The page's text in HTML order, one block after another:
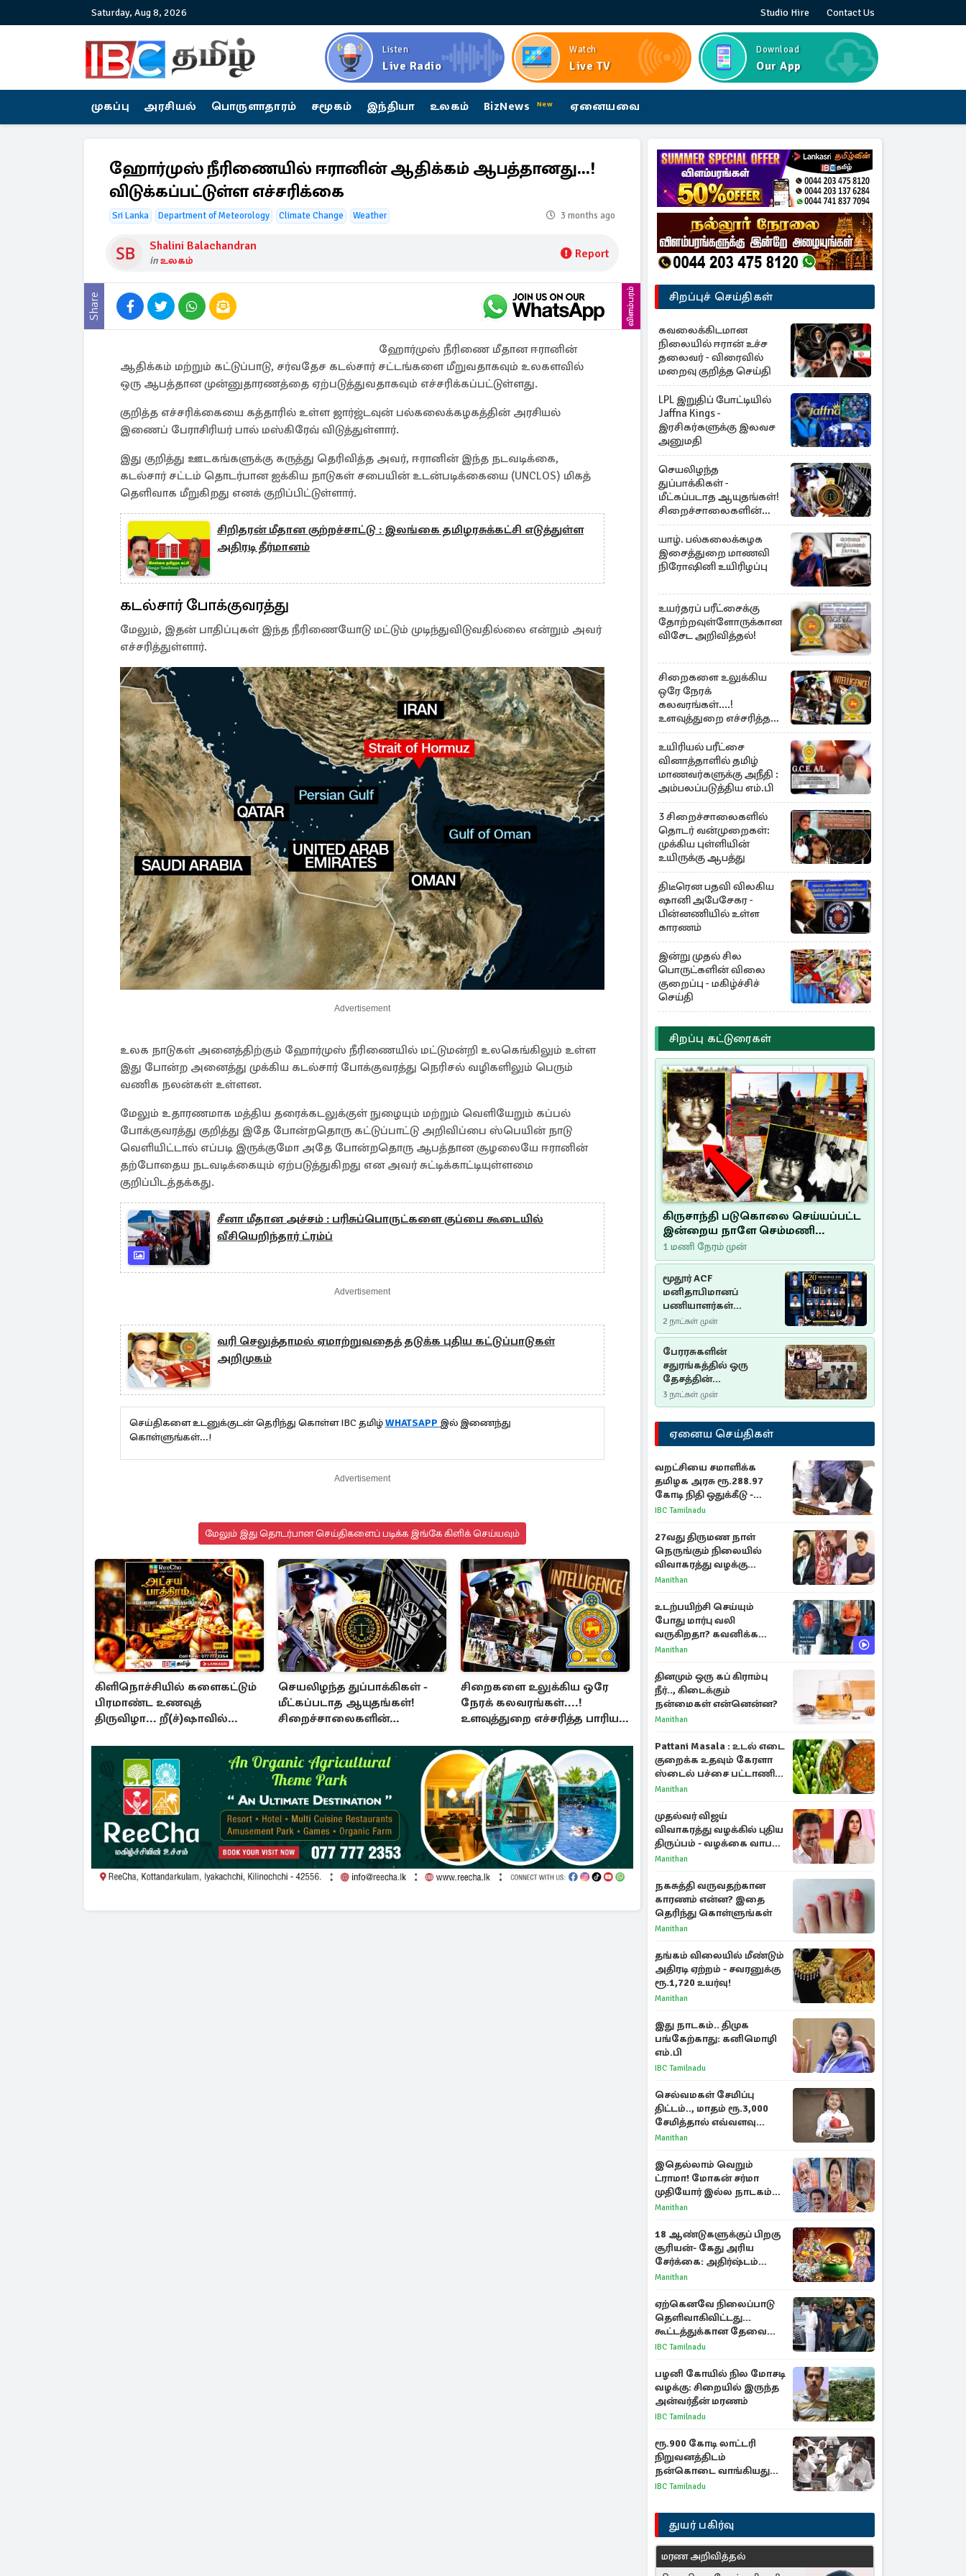
Saturday, Aug 8, 2026 Studio Hire Contact Us
Listen
Live Radio
Watch
Live TV
Download
Our App
முகப்பு அரசியல் பொருளாதாரம் சமூகம் இந்தியா உலகம் BizNews New ஏனையவை
ஹோர்முஸ் நீரிணையில் ஈரானின் ஆதிக்கம் ஆபத்தானது...!
விடுக்கப்பட்டுள்ள எச்சரிக்கை
Sri Lanka Department of Meteorology Climate Change Weather 3 months ago
Shalini Balachandran
inஉலகம் Report
Share விளம்பரம்
ஹோர்முஸ் நீரிணை மீதான ஈரானின்
ஆதிக்கம் மற்றும் கட்டுப்பாடு, சர்வதேச கடல்சார் சட்டங்களை மீறுவதாகவும் உலகளவில்
ஒரு ஆபத்தான முன்னுதாரணத்தை ஏற்படுத்துவதாகவும் எச்சரிக்கப்பட்டுள்ளது.
குறித்த எச்சரிக்கையை கத்தாரில் உள்ள ஜார்ஜ்டவுன் பல்கலைக்கழகத்தின் அரசியல்
இணைப் பேராசிரியர் பால் மஸ்கிரேவ் விடுத்துள்ளார்.
இது குறித்து ஊடகங்களுக்கு கருத்து தெரிவித்த அவர், ஈரானின் இந்த நடவடிக்கை,
கடல்சார் சட்டம் தொடர்பான ஐக்கிய நாடுகள் சபையின் உடன்படிக்கையை (UNCLOS) மிகத்
தெளிவாக மீறுகிறது எனக் குறிப்பிட்டுள்ளார்.
சிறிதரன் மீதான குற்றச்சாட்டு : இலங்கை தமிழரசுக்கட்சி எடுத்துள்ள
அதிரடி தீர்மானம்
கடல்சார் போக்குவரத்து
மேலும், இதன் பாதிப்புகள் இந்த நீரிணையோடு மட்டும் முடிந்துவிடுவதில்லை என்றும் அவர்
எச்சரித்துள்ளார்.
Advertisement
உலக நாடுகள் அனைத்திற்கும் ஹோர்முஸ் நீரிணையில் மட்டுமன்றி உலகெங்கிலும் உள்ள
இது போன்ற அனைத்து முக்கிய கடல்சார் போக்குவரத்து நெரிசல் வழிகளிலும் பெரும்
வணிக நலன்கள் உள்ளன.
மேலும் உதாரணமாக மத்திய தரைக்கடலுக்குள் நுழையும் மற்றும் வெளியேறும் கப்பல்
போக்குவரத்து குறித்து இதே போன்றதொரு கட்டுப்பாட்டு அறிவிப்பை ஸ்பெயின் நாடு
வெளியிட்டால் எப்படி இருக்குமோ அதே போன்றதொரு ஆபத்தான சூழலையே ஈரானின்
தற்போதைய நடவடிக்கையும் ஏற்படுத்துகிறது என அவர் சுட்டிக்காட்டியுள்ளமை
குறிப்பிடத்தக்கது.
சீனா மீதான அச்சம் : பரிசுப்பொருட்களை குப்பை கூடையில்
வீசியெறிந்தார் ட்ரம்ப்
Advertisement
வரி செலுத்தாமல் ஏமாற்றுவதைத் தடுக்க புதிய கட்டுப்பாடுகள்
அறிமுகம்
செய்திகளை உடனுக்குடன் தெரிந்து கொள்ள IBC தமிழ்WHATSAPP இல் இணைந்து
கொள்ளுங்கள்...!
Advertisement
மேலும் இது தொடர்பான செய்திகளைப் படிக்க இங்கே கிளிக் செய்யவும்
கிளிநொச்சியில் களைகட்டும்
பிரமாண்ட உணவுத்
திருவிழா... றீ(ச்)ஷாவில்
செயலிழந்த துப்பாக்கிகள் -
மீட்கப்படாத ஆயுதங்கள்!
சிறைச்சாலைகளின்
அச்சுறுத்தல்
சிறைகளை உலுக்கிய ஒரே
நேரக் கலவரங்கள்....!
உளவுத்துறை எச்சரித்த பாரிய
சிறப்புச் செய்திகள்
கவலைக்கிடமான
நிலையில் ஈரான் உச்ச
தலைவர் - விரைவில்
மறைவு குறித்த செய்தி
LPL இறுதிப் போட்டியில்
Jaffna Kings -
இரசிகர்களுக்கு இலவச
அனுமதி
செயலிழந்த
துப்பாக்கிகள் -
மீட்கப்படாத ஆயுதங்கள்!
சிறைச்சாலைகளின்
பாதுகாப்பில் பாரிய
அச்சுறுத்தல்
யாழ். பல்கலைக்கழக
இசைத்துறை மாணவி
நிரோஷினி உயிரிழப்பு
உயர்தரப் பரீட்சைக்கு
தோற்றவுள்ளோருக்கான
விசேட அறிவித்தல்!
சிறைகளை உலுக்கிய
ஒரே நேரக்
கலவரங்கள்....!
உளவுத்துறை எச்சரித்த
பாரிய சதி அம்பலம்
உயிரியல் பரீட்சை
வினாத்தாளில் தமிழ்
மாணவர்களுக்கு அநீதி :
அம்பலப்படுத்திய எம்.பி
3 சிறைச்சாலைகளில்
தொடர் வன்முறைகள்:
முக்கிய புள்ளியின்
உயிருக்கு ஆபத்து
திடீரென பதவி விலகிய
ஷானி அபேசேகர -
பின்னணியில் உள்ள
காரணம்
இன்று முதல் சில
பொருட்களின் விலை
குறைப்பு - மகிழ்ச்சிச்
செய்தி
சிறப்பு கட்டுரைகள்
கிருசாந்தி படுகொலை செய்யப்பட்ட
இன்றைய நாளே செம்மணி
இனப்படுகொலை தினம்…!
1 மணி நேரம் முன்
மூதூர் ACF
மனிதாபிமானப்
பணியாளர்கள்
படுகொலை (2006): 20
ஆண்டுகளாகியும் நீதி
மறுக்கப்பட்ட
மனிதாபிமானப்
பேரவலம்
2 நாட்கள் முன்
பேரரசுகளின்
சதுரங்கத்தில் ஒரு
தேசத்தின்
தீர்க்கதரிசனம் :
சுதுமலை பிரகடனம்
ஒரு வரலாற்றுப் பாடம்
3 நாட்கள் முன்
ஏனைய செய்திகள்
வறட்சியை சமாளிக்க
தமிழக அரசு ரூ.288.97
கோடி நிதி ஒதுக்கீடு -
வெளியான அரசாணை
IBC Tamilnadu
27வது திருமண நாள்
நெருங்கும் நிலையில்
விவாகரத்து வழக்கு
வாபஸ்! விஜய்யுடன்
Manithan
உடற்பயிற்சி செய்யும்
போது மார்பு வலி
வருகிறதா? கவனிக்க
வேண்டிய எச்சரிக்கை
Manithan
தினமும் ஒரு கப் கிராம்பு
நீர்.., கிடைக்கும்
நன்மைகள் என்னென்ன?
Manithan
Pattani Masala : உடல் எடை
குறைக்க உதவும் கேரளா
ஸ்டைல் பச்சை பட்டாணி
கிரேவி
Manithan
முதல்வர் விஜய்
விவாகரத்து வழக்கில் புதிய
திருப்பம் - வழக்கை வாபஸ்
பெற்ற சங்கீதா!
Manithan
நகசுத்தி வருவதற்கான
காரணம் என்ன? இதை
தெரிந்து கொள்ளுங்கள்
Manithan
தங்கம் விலையில் மீண்டும்
அதிரடி ஏற்றம் - சவரனுக்கு
ரூ.1,720 உயர்வு!
Manithan
இது நாடகம்.. திமுக
பங்கேற்காது: கனிமொழி
எம்.பி
IBC Tamilnadu
செல்வமகள் சேமிப்பு
திட்டம்.., மாதம் ரூ.3,000
சேமித்தால் எவ்வளவு
கிடைக்கும்?
Manithan
இதெல்லாம் வெறும்
ட்ராமா! மோகன் சர்மா
முதியோர் இல்ல நாடகம்
குறித்து குட்டி பத்மினி
Manithan
18 ஆண்டுகளுக்குப் பிறகு
சூரியன்- கேது அரிய
சேர்க்கை: அதிர்ஷ்டம்
பெறும் 3 ராசிகள்!
Manithan
ஏற்கெனவே நிலைப்பாடு
தெளிவாகிவிட்டது...
கூட்டத்துக்கான தேவை
என்ன? - கனிமொழி
IBC Tamilnadu
பழனி கோயில் நில மோசடி
வழக்கு: சிறையில் இருந்த
அன்வர்தீன் மரணம்
IBC Tamilnadu
ரூ.900 கோடி லாட்டரி
நிறுவனத்திடம்
நன்கொடை வாங்கியது
ஏன்? உதயநிதி - ஆதவ்
IBC Tamilnadu
துயர் பகிர்வு
மரண அறிவித்தல்